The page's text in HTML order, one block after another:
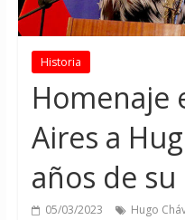
Historia
Homenaje
Aires a
años de
05/03/2023 Hugo